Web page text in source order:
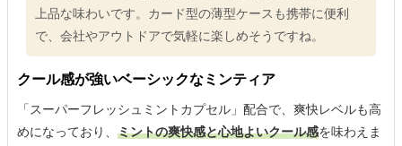
上品な味わいです。カード型の薄型ケースも携帯に便利
で、会社やアウトドアで気軽に楽しめそうですね。
クール感が強いベーシックなミンティア
「スーパーフレッシュミントカプセル」配合で、爽快レベルも高
めになっており、 ミントの爽快感と心地よいクール感を味わえま